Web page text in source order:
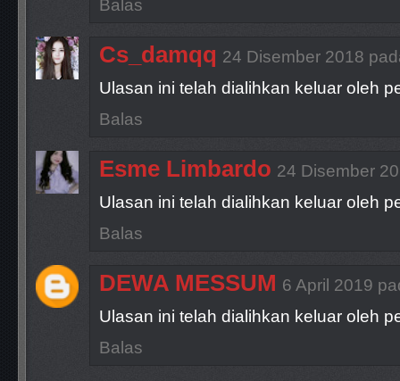
Balas
Cs_damqq 24 Disember 2018
Ulasan ini telah dialihkan keluar oleh
Balas
Esme Limbardo 24 Disember
Ulasan ini telah dialihkan keluar oleh
Balas
DEWA MESSUM 6 April 2019
Ulasan ini telah dialihkan keluar oleh
Balas